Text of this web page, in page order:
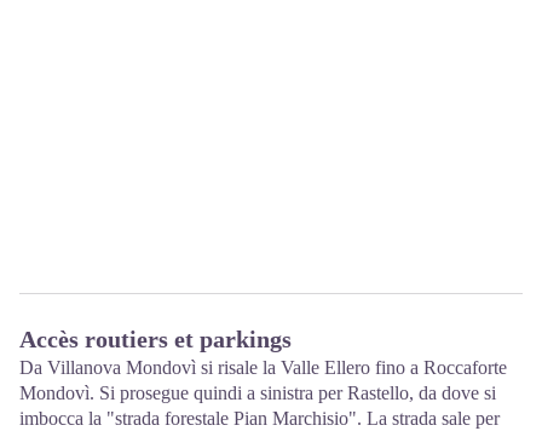
Accès routiers et parkings
Da Villanova Mondovì si risale la Valle Ellero fino a Roccaforte
Mondovì. Si prosegue quindi a sinistra per Rastello, da dove si
imbocca la "strada forestale Pian Marchisio". La strada sale per